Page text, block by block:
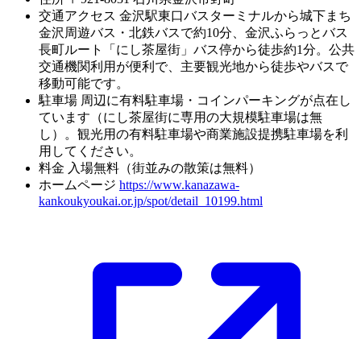
交通アクセス 金沢駅東口バスターミナルから城下まち
金沢周遊バス・北鉄バスで約10分、金沢ふらっとバス
長町ルート「にし茶屋街」バス停から徒歩約1分。公共
交通機関利用が便利で、主要観光地から徒歩やバスで
移動可能です。
駐車場 周辺に有料駐車場・コインパーキングが点在し
ています（にし茶屋街に専用の大規模駐車場は無
し）。観光用の有料駐車場や商業施設提携駐車場を利
用してください。
料金 入場無料（街並みの散策は無料）
ホームページ https://www.kanazawa-
kankoukyoukai.or.jp/spot/detail_10199.html